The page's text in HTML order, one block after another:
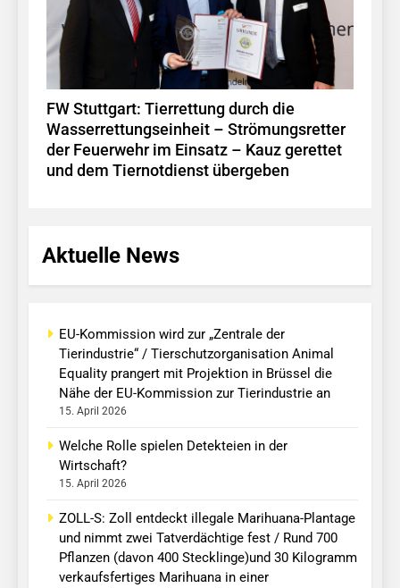
FW Stuttgart: Tierrettung durch die
Wasserrettungseinheit – Strömungsretter
der Feuerwehr im Einsatz – Kauz gerettet
und dem Tiernotdienst übergeben
Aktuelle News
EU-Kommission wird zur „Zentrale der
Tierindustrie“ / Tierschutzorganisation Animal
Equality prangert mit Projektion in Brüssel die
Nähe der EU-Kommission zur Tierindustrie an
15. April 2026
Welche Rolle spielen Detekteien in der
Wirtschaft?
15. April 2026
ZOLL-S: Zoll entdeckt illegale Marihuana-Plantage
und nimmt zwei Tatverdächtige fest / Rund 700
Pflanzen (davon 400 Stecklinge)und 30 Kilogramm
verkaufsfertiges Marihuana in einer